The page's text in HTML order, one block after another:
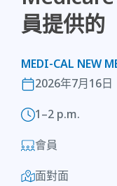
員提供的
MEDI-CAL NEW
2026年7月16日
1–2 p.m.
會員
面對面